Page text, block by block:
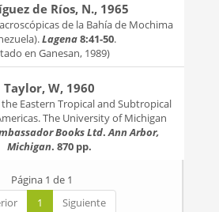
de Ríos, N., 1965
de la Bahía de Mochima
Lagena8:41-50.
en Ganesan, 1989)
Taylor, W, 1960
Eastern Tropical and Subtropical
The University of Michigan
Books Ltd.Ann Arbor,
Michigan. 870 pp.
Página 1 de 1
1 Siguiente